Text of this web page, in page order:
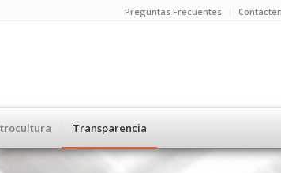
Preguntas Frecuentes
Transparencia